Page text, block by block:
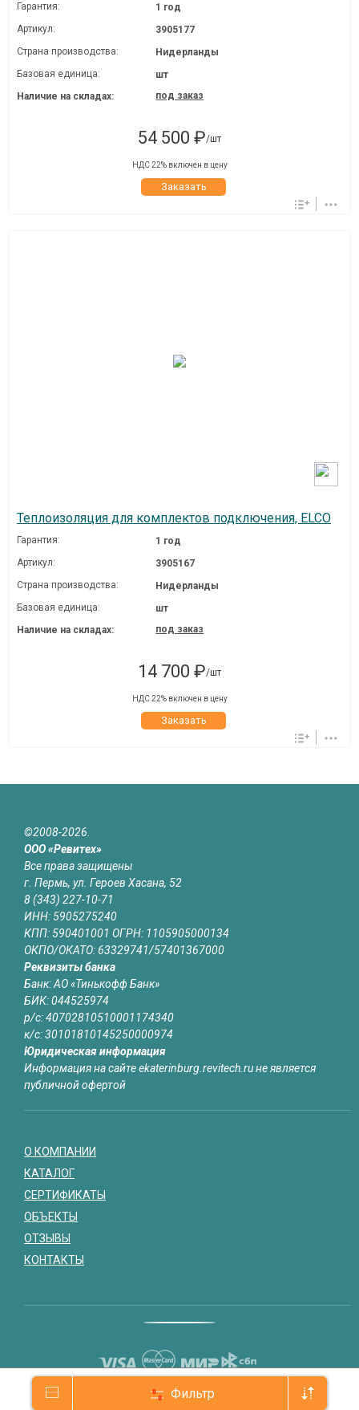
Фильтр
Гарантия:
1 год
Артикул:
3905177
Страна производства:
Нидерланды
Базовая единица:
шт
Наличие на складах:
под заказ
54 500 ₽/шт
НДС 22% включен в цену
Заказать
Теплоизоляция для комплектов подключения, ELCO
Гарантия:
1 год
Артикул:
3905167
Страна производства:
Нидерланды
Базовая единица:
шт
Наличие на складах:
под заказ
14 700 ₽/шт
НДС 22% включен в цену
Заказать
©2008-2026.
ООО «Ревитех»
Все права защищены
г. Пермь, ул. Героев Хасана, 52
8 (343) 227-10-71
ИНН: 5905275240
КПП: 590401001 ОГРН: 1105905000134
ОКПО/ОКАТО: 63329741/57401367000
Реквизиты банка
Банк: АО «Тинькофф Банк»
БИК: 044525974
р/с: 40702810510001174340
к/с: 30101810145250000974
Юридическая информация
Информация на сайте ekaterinburg.revitech.ru не является
публичной офертой
О КОМПАНИИ
КАТАЛОГ
СЕРТИФИКАТЫ
ОБЪЕКТЫ
ОТЗЫВЫ
КОНТАКТЫ